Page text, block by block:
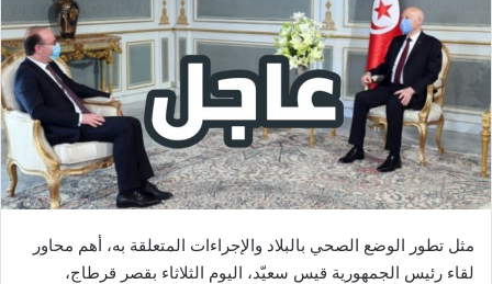
مثل تطور الوضع الصحي بالبلاد والإجراءات المتعلقة به، أهم محاور
لقاء رئيس الجمهورية قيس سعيّد، اليوم الثلاثاء بقصر قرطاج،